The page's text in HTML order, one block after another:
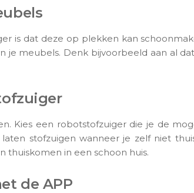
is dat deze op plekken kan
je meubels. Denk bijvoorbeeld aan al
Kies een robotstofzuiger die je de
stofzuigen wanneer je zelf niet
thuiskomen in een schoon huis.
de APP